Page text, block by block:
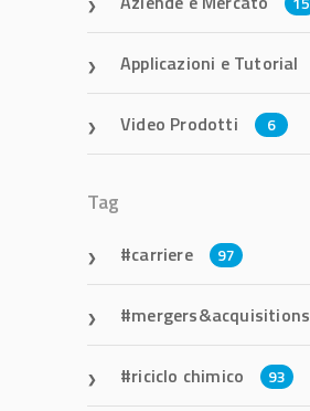
Applicazioni e Tutorial
Video Prodotti 6
Tag
carriere 97
mergers&acquisitions
riciclo chimico 93